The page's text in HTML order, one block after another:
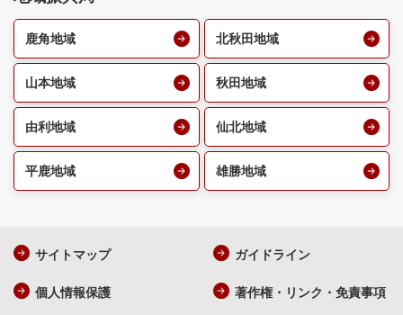
鹿角地域 北秋田地域
山本地域 秋田地域
由利地域 仙北地域
平鹿地域 雄勝地域
サイトマップ ガイドライン
個人情報保護 著作権・リンク・免責事項